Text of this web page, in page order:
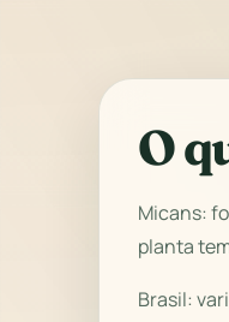
O
Micans:
planta
Brasil: